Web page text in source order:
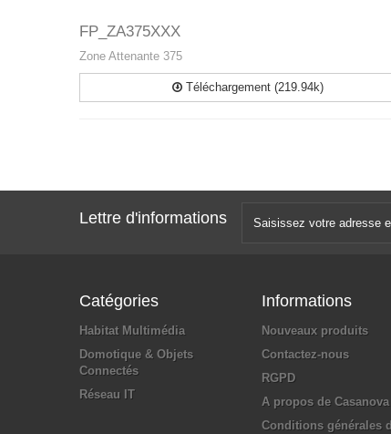
FP_ZA375XXX
Zone Attenante 375
Téléchargement (219.94k)
Lettre d'informations
Catégories
Habitat Multimédia
Domotique & Objets
Connectés
Réseau IT
Informations
Nouveaux produits
Contactez-nous
RGPD
A propos de Casanova
Conditions générales